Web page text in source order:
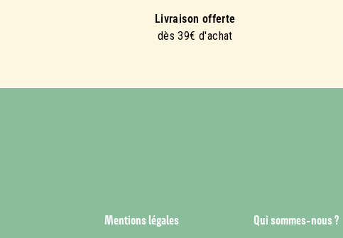
Livraison offerte
dès 39€ d'achat
Mentions légales Qui sommes-nous ?